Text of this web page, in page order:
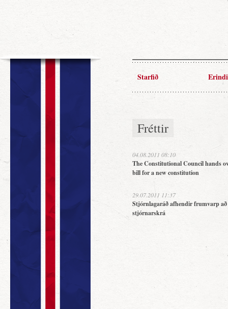
Starfið Erindi
Fréttir
04.08.2011 08:10
The Constitutional Council hands
bill for a new constitution
29.07.2011 11:37
Stjórnlagaráð afhendir frumvarp
stjórnarskrá